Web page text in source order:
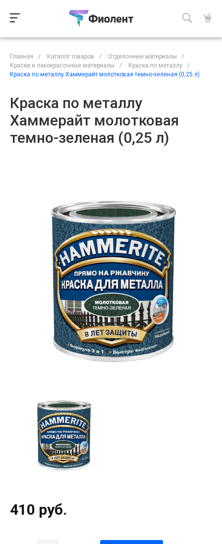
Главная / Каталог товаров / Отделочные материалы
/
Краски и лакокрасочные материалы
/ Краска по металлу
/
Краска по металлу Хаммерайт молотковая темно-зеленая (0,25 л)
Краска по металлу
Хаммерайт молотковая
темно-зеленая (0,25 л)
410 руб.